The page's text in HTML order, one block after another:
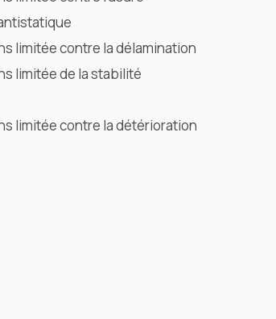
limitée contre la délamination
limitée de la stabilité
limitée contre la détérioration